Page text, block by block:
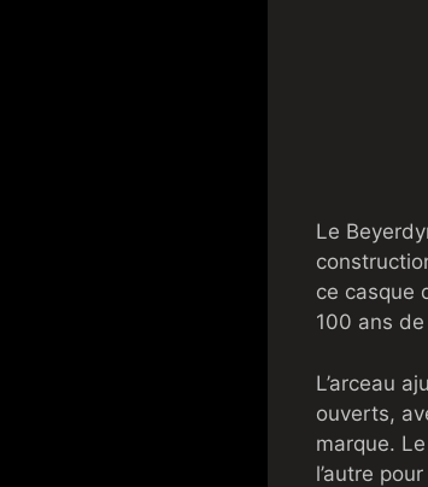
Le
ce casque
100 ans
L’arceau
ouverts,
marque.
l’autre